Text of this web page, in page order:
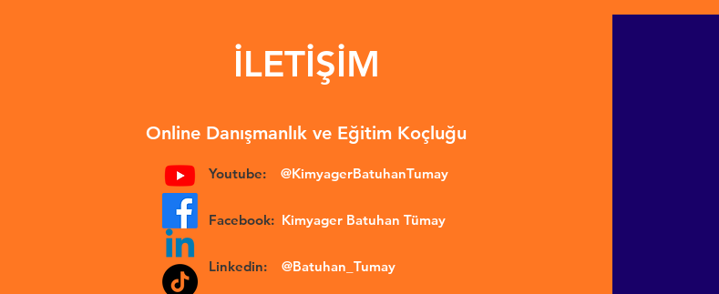
İLETİŞİM
Online Danışmanlık ve Eğitim Koçluğu
Youtube: @KimyagerBatuhanTumay
Facebook: Kimyager Batuhan Tümay
Linkedin: @Batuhan_Tumay